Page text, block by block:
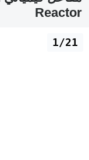
Reactor
1/21